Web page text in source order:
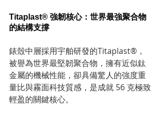
Titaplast® 強韌核心：世界最強聚合物
的結構支撐
錶殼中層採用宇舶研發的Titaplast®，
被譽為世界最堅韌聚合物，擁有近似鈦
金屬的機械性能，卻具備驚人的強度重
量比與霧面科技質感，是成就 56 克極致
輕盈的關鍵核心。